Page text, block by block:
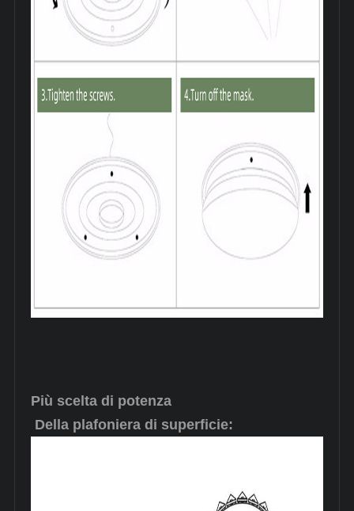
Più scelta di potenza
Della plafoniera di superficie: